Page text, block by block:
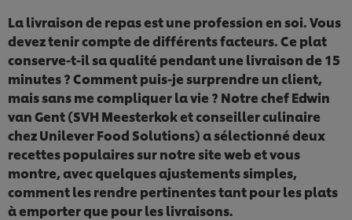
La livraison de repas est une profession en soi. Vous
devez tenir compte de différents facteurs. Ce plat
conserve-t-il sa qualité pendant une livraison de 15
minutes ? Comment puis-je surprendre un client,
mais sans me compliquer la vie ? Notre chef Edwin
van Gent (SVH Meesterkok et conseiller culinaire
chez Unilever Food Solutions) a sélectionné deux
recettes populaires sur notre site web et vous
montre, avec quelques ajustements simples,
comment les rendre pertinentes tant pour les plats
à emporter que pour les livraisons.